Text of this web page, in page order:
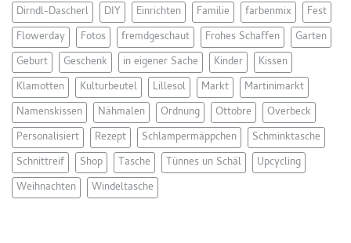
Dirndl-Dascherl
DIY Einrichten Familie farbenmix
Fest
Flowerday
Fotos fremdgeschaut Frohes Schaffen
Garten
Geburt
Geschenk in eigener Sache Kinder
Kissen
Klamotten
Kulturbeutel Lillesol Markt
Martinimarkt
Namenskissen
Nähmalen Ordnung Ottobre
Overbeck
Personalisiert
Rezept Schlampermäppchen
Schminktasche
Schnittreif
Shop Tasche Tünnes un Schäl
Upcycling
Weihnachten
Windeltasche